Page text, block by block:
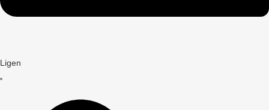
Ligen